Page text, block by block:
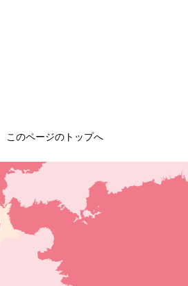
このページのトップへ